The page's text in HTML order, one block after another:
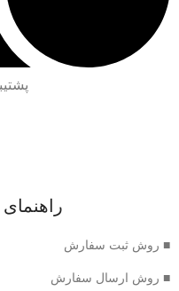
■ روش ثبت سفارش
■ روش ارسال سفارش